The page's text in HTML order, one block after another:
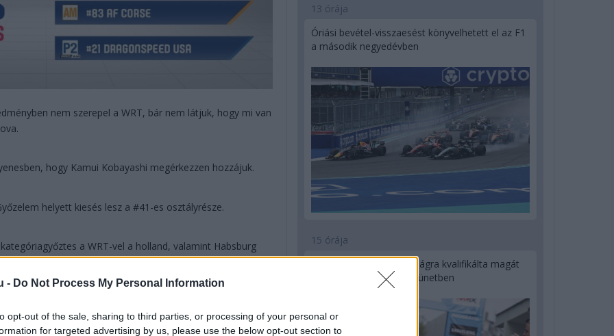
- Do Not Process My Personal Information
opt-out of the sale, sharing to third parties, or processing of your personal or
for targeted advertising by us, please use the below opt-out section to
nem szerepel a WRT, bár nem látjuk, hogy mi van
hogy Kamui Kobayashi megérkezzen hozzájuk.
helyett kiesés lesz a #41-es osztályrésze.
a WRT-vel a holland, valamint Habsburg
elgázolták a zászlós embert.
ÉS MIKE CONWAY MEGNYERI A 89. LE MANS-I 24
13 órája
Óriási bevétel-visszaesést könyvelhetett el az F1
a második negyedévben
15 órája
Kerékpáros világbajnokságra kvalifikálta magát
Bottas az F1-es nyári szünetben